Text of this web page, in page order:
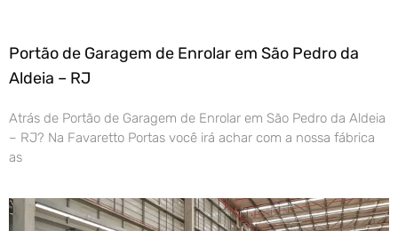
Portão de Garagem de Enrolar em São Pedro da
Aldeia – RJ
Atrás de Portão de Garagem de Enrolar em São Pedro da Aldeia
– RJ? Na Favaretto Portas você irá achar com a nossa fábrica
as